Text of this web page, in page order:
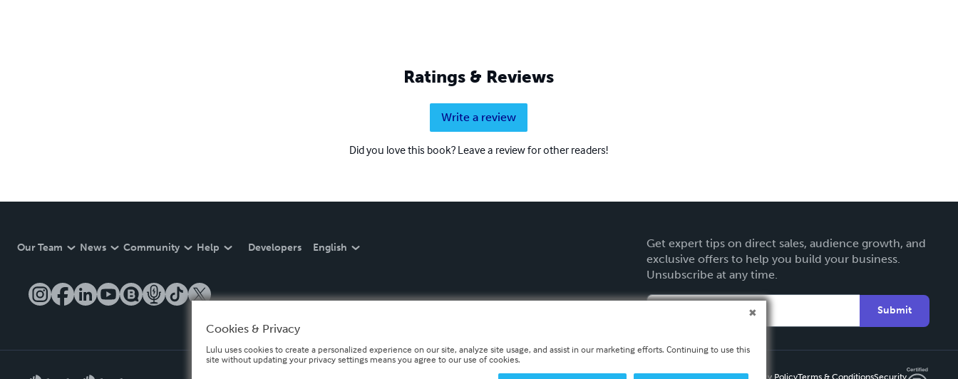
Ratings & Reviews
Write a review
Did you love this book? Leave a review for other readers!
Our Team News Community Help Developers English
Get expert tips on direct sales, audience growth, and
exclusive offers to help you build your business.
Unsubscribe at any time.
Submit
Privacy PolicyTerms & ConditionsSecurity
Cookies & Privacy
Lulu uses cookies to create a personalized experience on our site, analyze site usage, and assist in our marketing efforts. Continuing to use this
site without updating your privacy settings means you agree to our use of cookies.